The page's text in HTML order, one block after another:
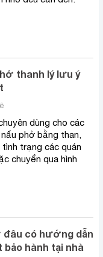
thanh lý lưu ý
dùng cho các
phở bằng than,
trạng các quán
chuyển qua hình
đâu có hướng dẫn
hành tại nhà